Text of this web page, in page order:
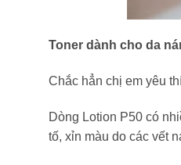
Toner dành cho da
Chắc hẳn chị em yêu
Dòng Lotion P50 có
tố, xỉn màu do các vết